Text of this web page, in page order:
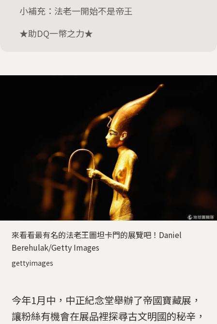
小補充：法老一開始不是帝王
★助DQ一幣之力★
來看看最有名的法老王圖坦卡門的展覽吧！Daniel
Berehulak/Getty Images
gettyimages
今年1月中，中正紀念堂舉辦了帝國寶藏展，
讓粉絲有機會在展品裡探尋古文明國的秘辛，